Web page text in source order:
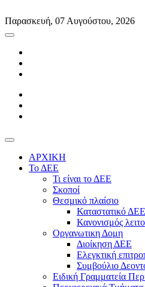
to
content
Παρασκευή, 07 Αυγούστου, 2026
ΑΡΧΙΚΗ
Το ΔΕΕ
Τι είναι το ΔΕΕ
Σκοποί
Θεσμικό πλαίσιο
Καταστατικό ΔΕΕ
Κανονισμός
Οργανωτικη Δομη
Διοίκηση ΔΕΕ
Ελεγκτική
Συμβούλιο
Ειδική Γραμματεία